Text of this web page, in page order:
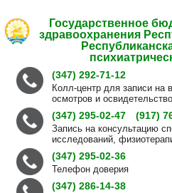
Государственное
здравоохранения
(347) 292-71-12
Колл-центр для записи на
осмотров и
(347) 295-02-47 (917)
Запись на консультацию
исследований,
(347) 295-02-36
Телефон доверия
(347) 286-14-38